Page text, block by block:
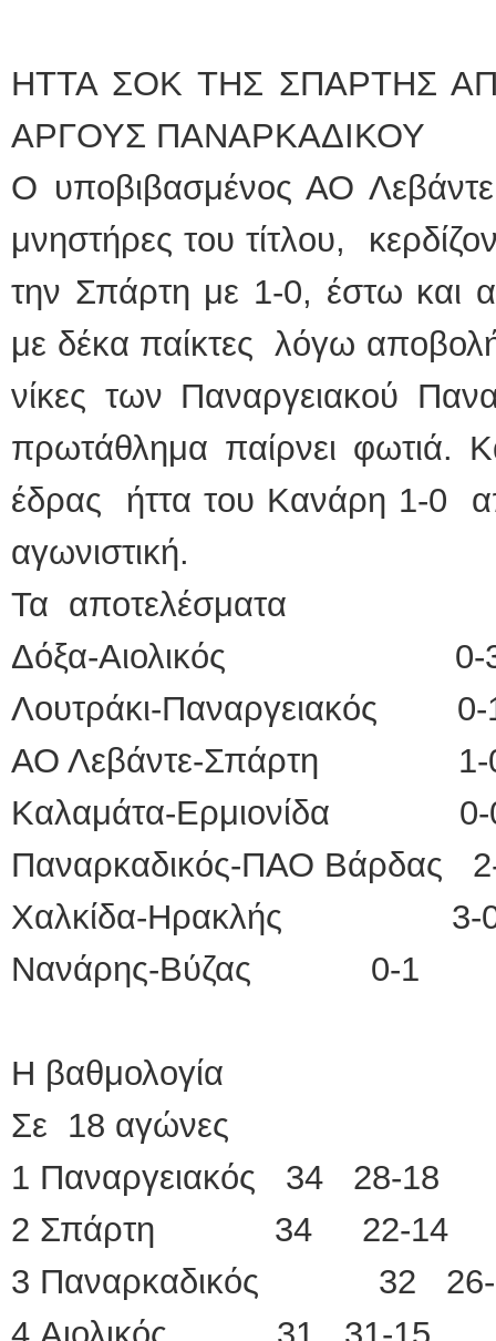
ΗΤΤΑ ΣΟΚ ΤΗΣ ΣΠΑΡΤΗΣ
ΑΡΓΟΥΣ ΠΑΝΑΡΚΑΔΙΚΟΥ
Ο υποβιβασμένος ΑΟ
μνηστήρες του τίτλου,
την Σπάρτη με 1-0, έστω και
με δέκα παίκτες λόγω
νίκες των Παναργειακού
πρωτάθλημα παίρνει φωτιά.
έδρας ήττα του Κανάρη 1-0
αγωνιστική.
Τα αποτελέσματα
Δόξα-Αιολικός 0-
Λουτράκι-Παναργειακός 0-
ΑΟ Λεβάντε-Σπάρτη 1-
Καλαμάτα-Ερμιονίδα 0-
Παναρκαδικός-ΠΑΟ Βάρδας
Χαλκίδα-Ηρακλής 3-0
Νανάρης-Βύζας 0-1
Η βαθμολογία
Σε 18 αγώνες
1 Παναργειακός 34 28-18
2 Σπάρτη 34 22-14
3 Παναρκαδικός 32 26-